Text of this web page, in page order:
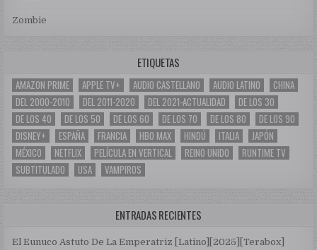
Zombie
ETIQUETAS
AMAZON PRIME APPLE TV+ AUDIO CASTELLANO AUDIO LATINO
CHINA
DEL 2000-2010
DEL 2011-2020 DEL 2021-ACTUALIDAD
DE LOS 30
DE LOS 40
DE LOS 50 DE LOS 60 DE LOS 70 DE LOS 80
DE LOS 90
DISNEY+
ESPAÑA FRANCIA HBO MAX HINDÚ ITALIA
JAPÓN
MÉXICO
NETFLIX PELÍCULA EN VERTICAL REINO UNIDO
RUNTIME TV
SUBTITULADO
USA VAMPIROS
ENTRADAS RECIENTES
El Eunuco Astuto De La Emperatriz [Latino][2025][Terabox]